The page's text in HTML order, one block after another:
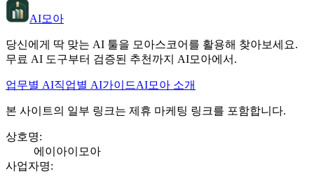
AI모아
당신에게 딱 맞는 AI 툴을 모아스코어를 활용해 찾아보세요.
무료 AI 도구부터 검증된 추천까지 AI모아에서.
업무별 AI직업별 AI가이드AI모아 소개
본 사이트의 일부 링크는 제휴 마케팅 링크를 포함합니다.
상호명:
에이아이모아
사업자명: